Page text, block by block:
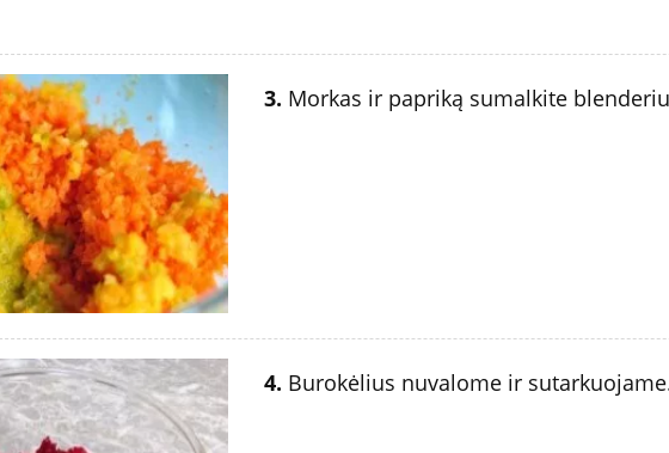
3. Morkas ir papriką sumalkite
4. Burokėlius nuvalome ir